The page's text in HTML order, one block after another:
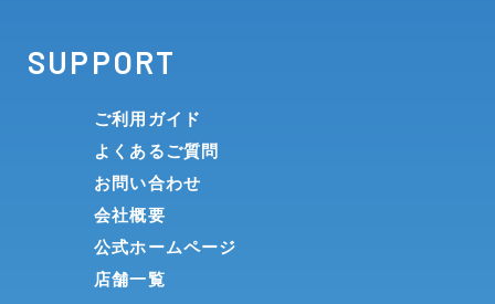
SUPPORT
ご利用ガイド
よくあるご質問
お問い合わせ
会社概要
公式ホームページ
店舗一覧